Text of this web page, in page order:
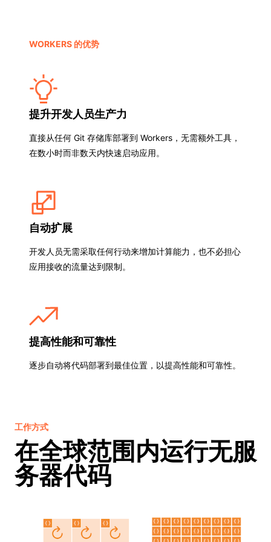
WORKERS 的优势
提升开发人员生产力
直接从任何 Git 存储库部署到 Workers，无需额外工具，
在数小时而非数天内快速启动应用。
自动扩展
开发人员无需采取任何行动来增加计算能力，也不必担心
应用接收的流量达到限制。
提高性能和可靠性
逐步自动将代码部署到最佳位置，以提高性能和可靠性。
工作方式
在全球范围内运行无服
务器代码